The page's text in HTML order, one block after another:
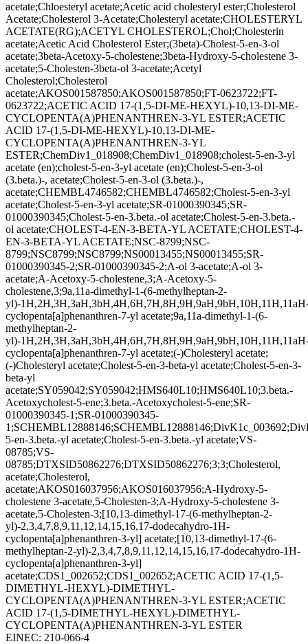
acetate;Chloesteryl acetate;Acetic acid cholesteryl ester;Cholesterol
Acetate;Cholesterol 3-Acetate;Cholesteryl acetate;CHOLESTERYL
ACETATE(RG);ACETYL CHOLESTEROL;Chol;Cholesterin
acetate;Acetic Acid Cholesterol Ester;(3beta)-Cholest-5-en-3-ol
acetate;3beta-Acetoxy-5-cholestene;3beta-Hydroxy-5-cholestene 3-
acetate;5-Cholesten-3beta-ol 3-acetate;Acetyl
Cholesterol;Cholesterol
acetate;AKOS001587850;AKOS001587850;FT-0623722;FT-
0623722;ACETIC ACID 17-(1,5-DI-ME-HEXYL)-10,13-DI-ME-
CYCLOPENTA(A)PHENANTHREN-3-YL ESTER;ACETIC
ACID 17-(1,5-DI-ME-HEXYL)-10,13-DI-ME-
CYCLOPENTA(A)PHENANTHREN-3-YL
ESTER;ChemDiv1_018908;ChemDiv1_018908;cholest-5-en-3-yl
acetate (en);cholest-5-en-3-yl acetate (en);Cholest-5-en-3-ol
(3.beta.)-, acetate;Cholest-5-en-3-ol (3.beta.)-,
acetate;CHEMBL4746582;CHEMBL4746582;Cholest-5-en-3-yl
acetate;Cholest-5-en-3-yl acetate;SR-01000390345;SR-
01000390345;Cholest-5-en-3.beta.-ol acetate;Cholest-5-en-3.beta.-
ol acetate;CHOLEST-4-EN-3-BETA-YL ACETATE;CHOLEST-4-
EN-3-BETA-YL ACETATE;NSC-8799;NSC-
8799;NSC8799;NSC8799;NS00013455;NS00013455;SR-
01000390345-2;SR-01000390345-2;A-ol 3-acetate;A-ol 3-
acetate;A-Acetoxy-5-cholestene,3;A-Acetoxy-5-
cholestene,3;9a,11a-dimethyl-1-(6-methylheptan-2-
yl)-
cyclopenta[a]phenanthren-7-yl acetate;9a,11a-dimethyl-1-(6-
methylheptan-2-
yl)-
cyclopenta[a]phenanthren-7-yl acetate;(-)Cholesteryl acetate;
(-)Cholesteryl acetate;Cholest-5-en-3-beta-yl acetate;Cholest-5-en-3-
beta-yl
acetate;SY059042;SY059042;HMS640L10;HMS640L10;3.beta.-
Acetoxycholest-5-ene;3.beta.-Acetoxycholest-5-ene;SR-
01000390345-1;SR-01000390345-
5-en-3.beta.-yl acetate;Cholest-5-en-3.beta.-yl acetate;VS-
08785;VS-
08785;DTXSID50862276;DTXSID50862276;3;3;Cholesterol,
acetate;Cholesterol,
acetate;AKOS016037956;AKOS016037956;A-Hydroxy-5-
cholestene 3-acetate,5-Cholesten-3;A-Hydroxy-5-cholestene 3-
acetate,5-Cholesten-3;[10,13-dimethyl-17-(6-methylheptan-2-
yl)-2,3,4,7,8,9,11,12,14,15,16,17-dodecahydro-1H-
cyclopenta[a]phenanthren-3-yl] acetate;[10,13-dimethyl-17-(6-
methylheptan-2-yl)-2,3,4,7,8,9,11,12,14,15,16,17-dodecahydro-1H-
cyclopenta[a]phenanthren-3-yl]
acetate;CDS1_002652;CDS1_002652;ACETIC ACID 17-(1,5-
DIMETHYL-HEXYL)-DIMETHYL-
CYCLOPENTA(A)PHENANTHREN-3-YL ESTER;ACETIC
ACID 17-(1,5-DIMETHYL-HEXYL)-DIMETHYL-
CYCLOPENTA(A)PHENANTHREN-3-YL ESTER
EINEC: 210-066-4